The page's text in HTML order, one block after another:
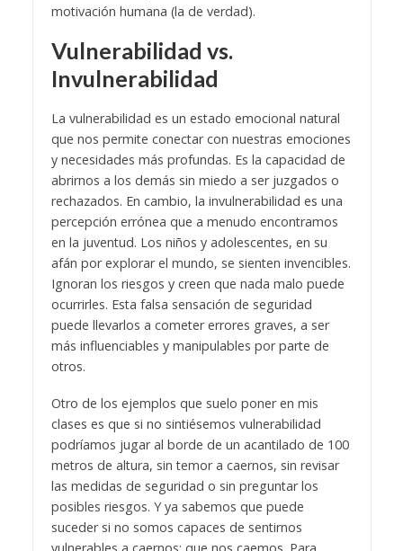
motivación humana (la de verdad).
Vulnerabilidad vs.
Invulnerabilidad
La vulnerabilidad es un estado emocional natural
que nos permite conectar con nuestras emociones
y necesidades más profundas. Es la capacidad de
abrirnos a los demás sin miedo a ser juzgados o
rechazados. En cambio, la invulnerabilidad es una
percepción errónea que a menudo encontramos
en la juventud. Los niños y adolescentes, en su
afán por explorar el mundo, se sienten invencibles.
Ignoran los riesgos y creen que nada malo puede
ocurrirles. Esta falsa sensación de seguridad
puede llevarlos a cometer errores graves, a ser
más influenciables y manipulables por parte de
otros.
Otro de los ejemplos que suelo poner en mis
clases es que si no sintiésemos vulnerabilidad
podríamos jugar al borde de un acantilado de 100
metros de altura, sin temor a caernos, sin revisar
las medidas de seguridad o sin preguntar los
posibles riesgos. Y ya sabemos que puede
suceder si no somos capaces de sentirnos
vulnerables a caernos: que nos caemos. Para